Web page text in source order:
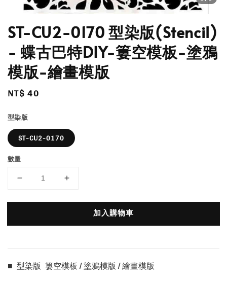
ST-CU2-0170 型染版(Stencil)
- 蝶古巴特DIY-簍空模板-塗鴉
模版-繪畫模版
Regular
NT$ 40
型染版
ST-CU2-0170
數量
加入購物車
■  型染版  簍空模板 / 塗鴉模版 / 繪畫模版